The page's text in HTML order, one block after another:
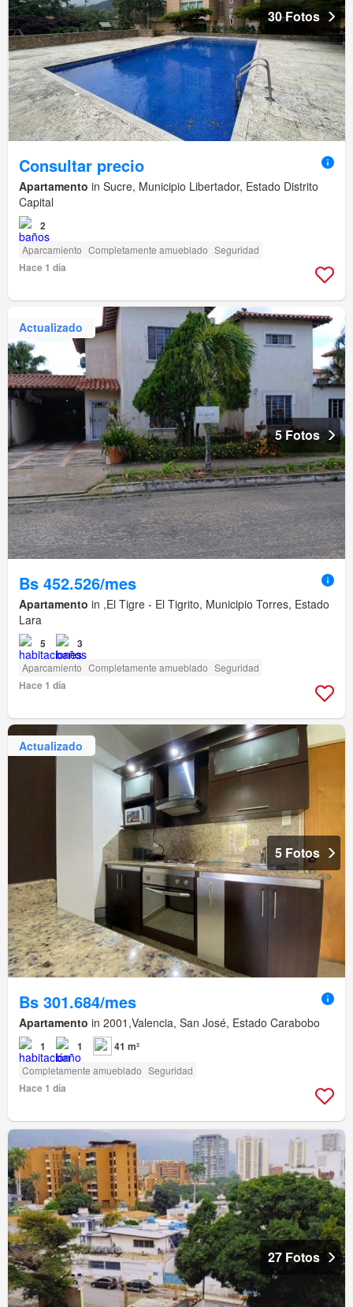
30 Fotos
Consultar precio
Apartamento in Sucre, Municipio Libertador, Estado Distrito
Capital
2
Aparcamiento Completamente amueblado Seguridad
Hace 1 día
Actualizado
5 Fotos
Bs 452.526/mes
Apartamento in ,El Tigre - El Tigrito, Municipio Torres, Estado
Lara
5 3
Aparcamiento Completamente amueblado Seguridad
Hace 1 día
Actualizado
5 Fotos
Bs 301.684/mes
Apartamento in 2001,Valencia, San José, Estado Carabobo
1 1 41 m²
Completamente amueblado Seguridad
Hace 1 día
27 Fotos